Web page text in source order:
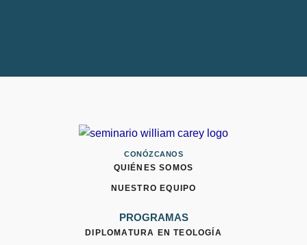
CONÓZCANOS
QUIÉNES SOMOS
NUESTRO EQUIPO
PROGRAMAS
DIPLOMATURA EN TEOLOGÍA